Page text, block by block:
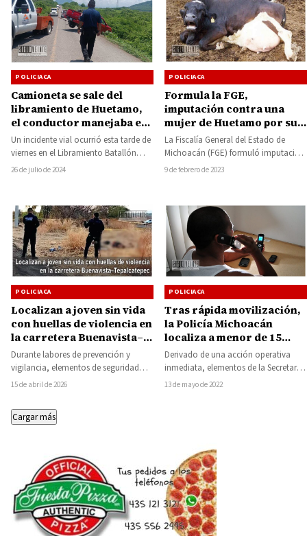
POLICIACA
Camioneta se sale del
libramiento de Huetamo,
el conductor manejaba en
estado de ebriedad
Un incidente vial ocurrió esta tarde de
viernes en el Libramiento Batallón
Huetamo, en las cercanías del
26 de julio de 2024
POLICIACA
Formula la FGE,
imputación contra una
mujer de Huetamo por su
presunta responsabilidad
por crueldad animal
contra un bovino
La Fiscalía General del Estado de
Michoacán (FGE) formuló imputación
en contra de una mujer, por su
9 de febrero de 2023
POLICIACA
Localizan a joven sin vida
con huellas de violencia en
la carretera Buenavista–
Tepalcatepec
Durante labores de prevención y
vigilancia, elementos de seguridad
localizaron el cuerpo sin vida de un
15 de abril de 2026
POLICIACA
Tras rápida movilización,
la Policía Michoacán
localiza a menor de 15
años víctima de extorsión
telefónica en Tacámbaro
Derivado de una acción operativa
inmediata, elementos de la Secretaría
de Seguridad Pública (SSP), lograron
13 de mayo de 2022
Cargar más